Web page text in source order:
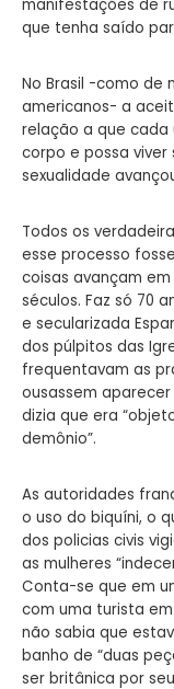
manifestações de
que tenha saído
No Brasil -como de
americanos- a
relação a que cada
corpo e possa viver
sexualidade
Todos os
esse processo
coisas avançam
séculos. Faz só 70
e secularizada
dos púlpitos das
frequentavam as
ousassem
dizia que era
demônio”.
As autoridades
o uso do biquíni, o
dos policias civis
as mulheres
Conta-se que em
com uma turista
não sabia que
banho de “duas
ser britânica por